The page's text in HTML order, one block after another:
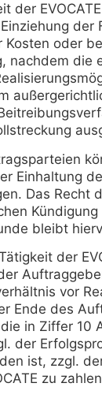
der
der
Kosten oder
nachdem die
Einhaltung
Das Recht
bleibt
der
vor
Ende des
in Ziffer 10
der
ist, zzgl.
zu